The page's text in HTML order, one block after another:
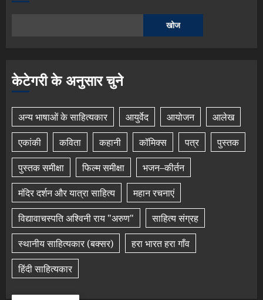
खोज
केटेगरी के अनुसार चुने
अन्य भाषाओं के साहित्यकार आयुर्वेद आयोजन
आलेख
एकांकी
कविता कहानी कॉमिक्स पत्र
पुस्तक
पुस्तक समीक्षा
फिल्म समीक्षा
भजन–कीर्तन
मंदिर दर्शन और यात्रा साहित्य
महान रचनाएं
विद्यावाचस्पति अश्विनी राय "अरुण"
साहित्य संग्रह
स्थानीय साहित्यकार (बक्सर)
हरा भारत हरा गाँव
हिंदी साहित्यकार